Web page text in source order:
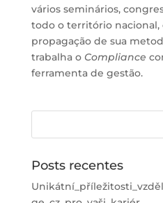
vários seminários,
todo o território nacional,
propagação de sua
trabalha o Compliance
ferramenta de gestão.
Posts recentes